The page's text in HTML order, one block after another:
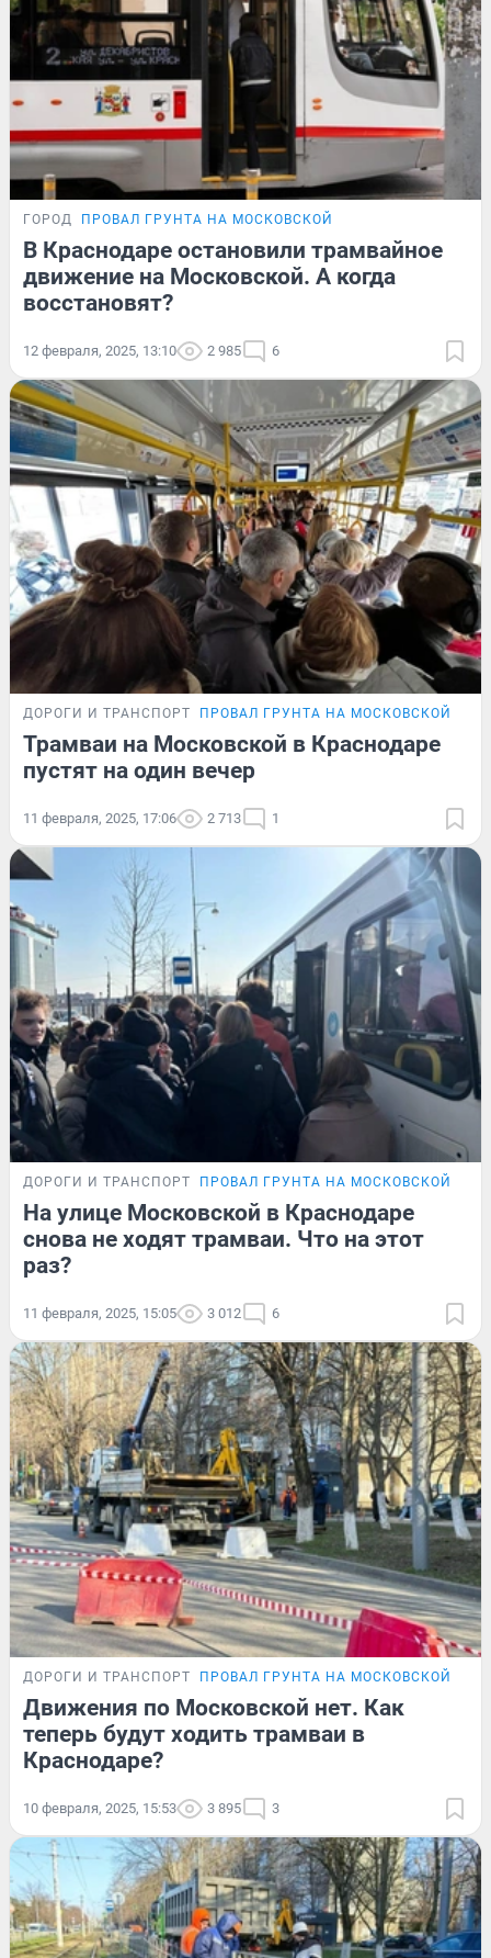
ГОРОД ПРОВАЛ ГРУНТА НА МОСКОВСКОЙ
В Краснодаре остановили трамвайное
движение на Московской. А когда
восстановят?
12 февраля, 2025, 13:10 2 985 6
ДОРОГИ И ТРАНСПОРТ ПРОВАЛ ГРУНТА НА МОСКОВСКОЙ
Трамваи на Московской в Краснодаре
пустят на один вечер
11 февраля, 2025, 17:06 2 713 1
ДОРОГИ И ТРАНСПОРТ ПРОВАЛ ГРУНТА НА МОСКОВСКОЙ
На улице Московской в Краснодаре
снова не ходят трамваи. Что на этот
раз?
11 февраля, 2025, 15:05 3 012 6
ДОРОГИ И ТРАНСПОРТ ПРОВАЛ ГРУНТА НА МОСКОВСКОЙ
Движения по Московской нет. Как
теперь будут ходить трамваи в
Краснодаре?
10 февраля, 2025, 15:53 3 895 3